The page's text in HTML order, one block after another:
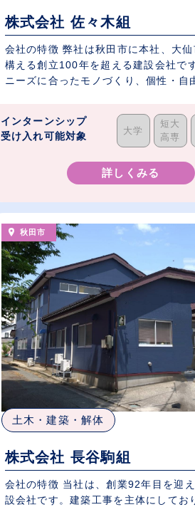
株式会社 佐々木組
会社の特徴 弊社は秋田市に本社、大
構える創立100年を超える建設会社で
ニーズに合ったモノづくり、個性・自
インターンシップ
受け入れ可能対象
大学
短大
高専
詳しくみる
秋田市
土木・建築・解体
株式会社 長谷駒組
会社の特徴 当社は、創業92年目を迎
設会社です。建築工事を主体にしてお